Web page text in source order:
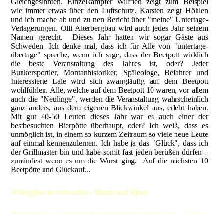
wie immer etwas über den Luftschutz. Karsten zeigt Höhlen
und ich mache ab und zu nen Bericht über "meine" Untertage-
Verlagerungen. Olli Alterbergbau wird auch jedes Jahr seinem
Namen gerecht. Dieses Jahr hatten wir sogar Gäste aus
Schweden. Ich denke mal, dass ich für Alle von "untertage-
übertage" spreche, wenn ich sage, dass der Beetpott wirklich
die beste Veranstaltung des Jahres ist, oder? Jeder
Bunkersportler, Montanhistoriker, Späleologe, Befahrer und
Interessierte Laie wird sich zwangläufig auf dem Beetpott
wohlfühlen. Alle, welche auf dem Beetpott 10 waren, vor allem
auch die "Neulinge", werden die Veranstaltung wahrscheinlich
ganz anders, aus dem eigenen Blickwinkel aus, erlebt haben.
Mit gut 40-50 Leuten dieses Jahr war es auch einer der
bestbesuchten Bierpötte überhaupt, oder? Ich weiß, dass es
unmöglich ist, in einem so kurzem Zeitraum so viele neue Leute
auf einmal kennenzulernen. Ich habe ja das "Glück", dass ich
der Grillmaster bin und habe somit fast jeden berüßen dürfen –
zumindest wenn es um die Wurst ging. Auf die nächsten 10
Beetpötte und Glückauf...
Altbergbau in Schweden - Martin und Björn